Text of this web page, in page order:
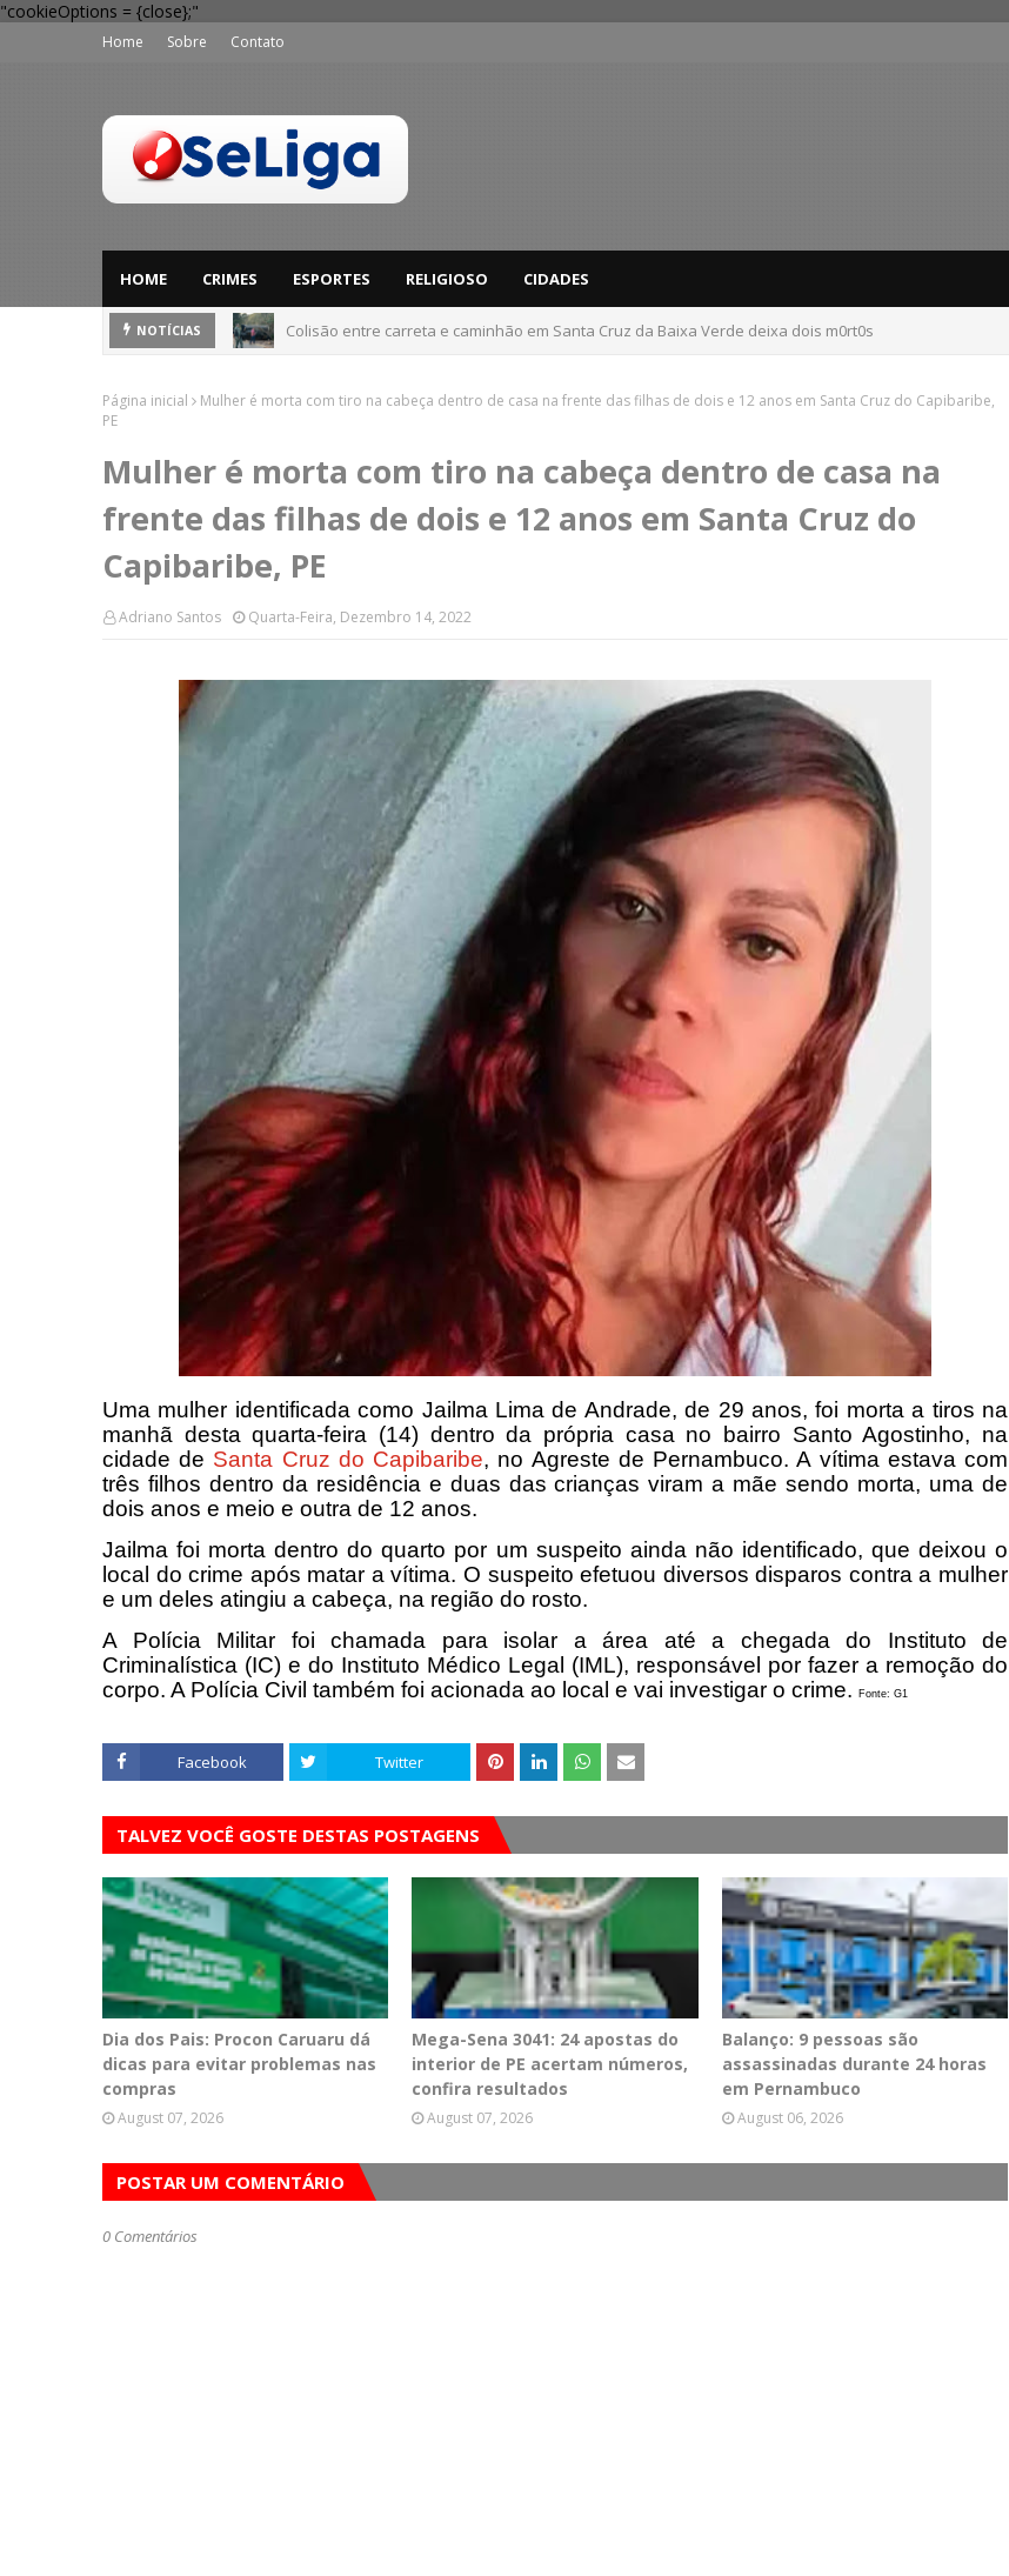
"cookieOptions = {close};"
Home Sobre Contato
HOME CRIMES ESPORTES RELIGIOSO CIDADES
NOTÍCIAS
Dia dos Pais: Procon Caruaru dá dicas para evitar problemas nas compras
Página inicial
Mulher é morta com tiro na cabeça dentro de casa na frente das filhas de dois e 12 anos em Santa Cruz do Capibaribe,
PE
Mulher é morta com tiro na cabeça dentro de casa na
frente das filhas de dois e 12 anos em Santa Cruz do
Capibaribe, PE
Adriano Santos Quarta-Feira, Dezembro 14, 2022
Uma mulher identificada como Jailma Lima de Andrade, de 29 anos, foi morta a tiros na
manhã desta quarta-feira (14) dentro da própria casa no bairro Santo Agostinho, na
cidade de Santa Cruz do Capibaribe, no Agreste de Pernambuco. A vítima estava com
três filhos dentro da residência e duas das crianças viram a mãe sendo morta, uma de
dois anos e meio e outra de 12 anos.
Jailma foi morta dentro do quarto por um suspeito ainda não identificado, que deixou o
local do crime após matar a vítima. O suspeito efetuou diversos disparos contra a mulher
e um deles atingiu a cabeça, na região do rosto.
A Polícia Militar foi chamada para isolar a área até a chegada do Instituto de
Criminalística (IC) e do Instituto Médico Legal (IML), responsável por fazer a remoção do
corpo. A Polícia Civil também foi acionada ao local e vai investigar o crime.
Fonte: G1
Facebook Twitter
TALVEZ VOCÊ GOSTE DESTAS POSTAGENS
Dia dos Pais: Procon Caruaru dá
dicas para evitar problemas nas
compras
August 07, 2026
Mega-Sena 3041: 24 apostas do
interior de PE acertam números,
confira resultados
August 07, 2026
Balanço: 9 pessoas são
assassinadas durante 24 horas
em Pernambuco
August 06, 2026
POSTAR UM COMENTÁRIO
0 Comentários